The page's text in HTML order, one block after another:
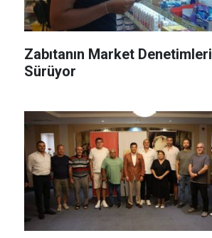
Zabıtanın Market Denetimleri
Sürüyor